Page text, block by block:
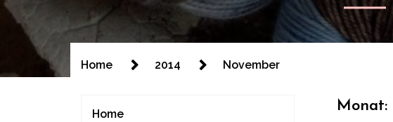
Home 2014 November
Monat:
Home